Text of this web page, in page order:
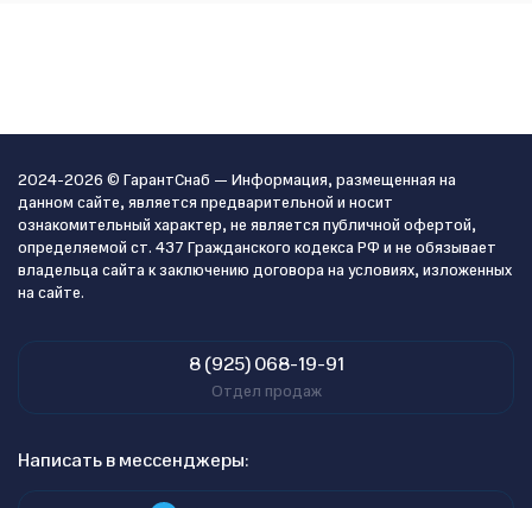
2024-2026 © ГарантСнаб — Информация, размещенная на
данном сайте, является предварительной и носит
ознакомительный характер, не является публичной офертой,
определяемой ст. 437 Гражданского кодекса РФ и не обязывает
владельца сайта к заключению договора на условиях, изложенных
на сайте.
8 (925) 068-19-91
Отдел продаж
Написать в мессенджеры: